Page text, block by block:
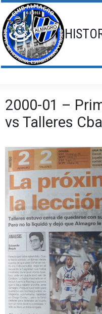
Saltar
al
contenido
2000-01 –
vs Talleres